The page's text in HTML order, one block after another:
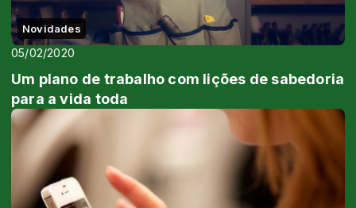
Novidades
05/02/2020
Um plano de trabalho com lições de sabedoria
para a vida toda